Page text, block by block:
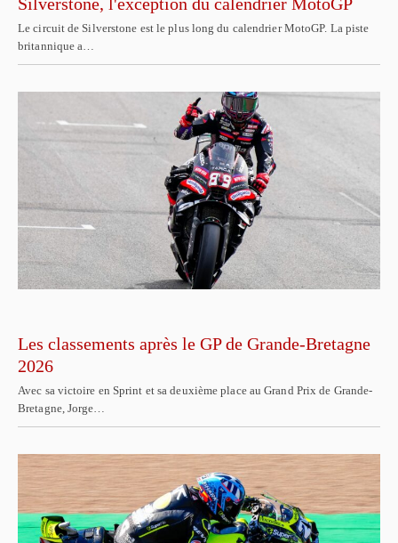
Le circuit de Silverstone est le plus long du calendrier MotoGP. La piste
britannique a…
Les classements après le GP de Grande-Bretagne
2026
Avec sa victoire en Sprint et sa deuxième place au Grand Prix de Grande-
Bretagne, Jorge…